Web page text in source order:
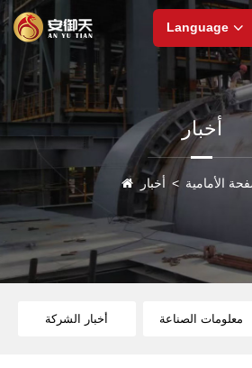
Language
أخبار
الأمامية > أخبار
أخبار الشركة معلومات الصناعة